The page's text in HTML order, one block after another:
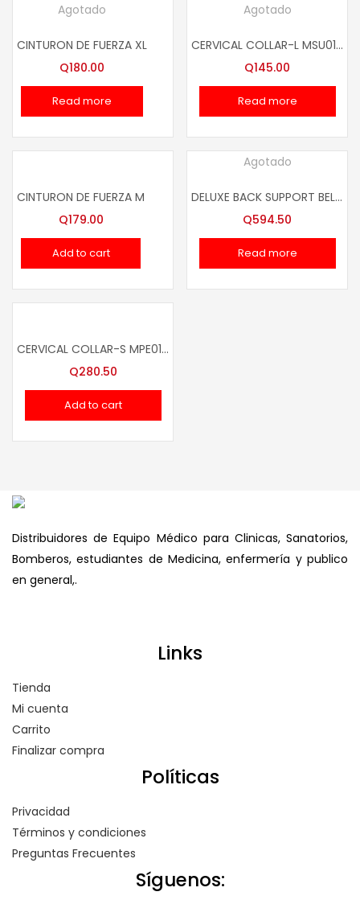
Agotado
CINTURON DE FUERZA XL
Q180.00
Read more
Agotado
CERVICAL COLLAR-L MSU01001
Q145.00
Read more
CINTURON DE FUERZA M
Q179.00
Add to cart
Agotado
DELUXE BACK SUPPORT BELT L MLE07001
Q594.50
Read more
CERVICAL COLLAR-S MPE01008
Q280.50
Add to cart
Distribuidores de Equipo Médico para Clinicas, Sanatorios,
Bomberos, estudiantes de Medicina, enfermería y publico
en general,.
Links
Tienda
Mi cuenta
Carrito
Finalizar compra
Políticas
Privacidad
Términos y condiciones
Preguntas Frecuentes
Síguenos: